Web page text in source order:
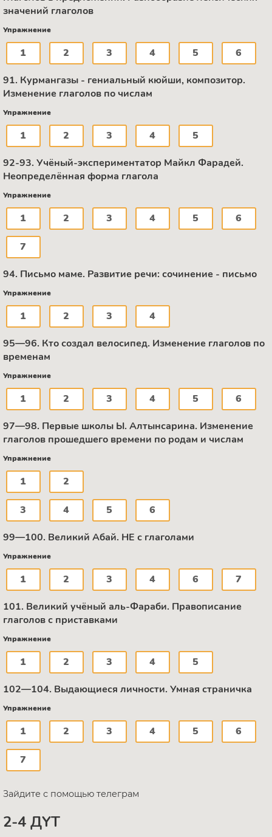
значений глаголов
Упражнение
1 2 3 4 5 6
91. Курмангазы - гениальный кюйши, композитор.
Изменение глаголов по числам
Упражнение
1 2 3 4 5
92-93. Учёный-экспериментатор Майкл Фарадей.
Неопределённая форма глагола
Упражнение
1 2 3 4 5 6
7
94. Письмо маме. Развитие речи: сочинение - письмо
Упражнение
1 2 3 4
95—96. Кто создал велосипед. Изменение глаголов по
временам
Упражнение
1 2 3 4 5 6
97—98. Первые школы Ы. Алтынсарина. Изменение
глаголов прошедшего времени по родам и числам
Упражнение
1 2
3 4 5 6
99—100. Великий Абай. НЕ с глаголами
Упражнение
1 2 3 4 6 7
101. Великий учёный аль-Фараби. Правописание
глаголов с приставками
Упражнение
1 2 3 4 5
102—104. Выдающиеся личности. Умная страничка
Упражнение
1 2 3 4 5 6
7
Зайдите с помощью телеграм
2-4 ДҮТ